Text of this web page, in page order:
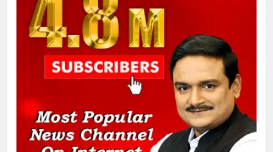
8
चुनाव से पहले लालू परिवार पर बड़ा झटका,
दिल्ली कोर्ट ने IRCTC घोटाले में आरोप
तय किए
SRN अस्पताल का नाम अमर शहीद ठाकुर
रोशन सिंह के नाम पर करने की मांग तेज